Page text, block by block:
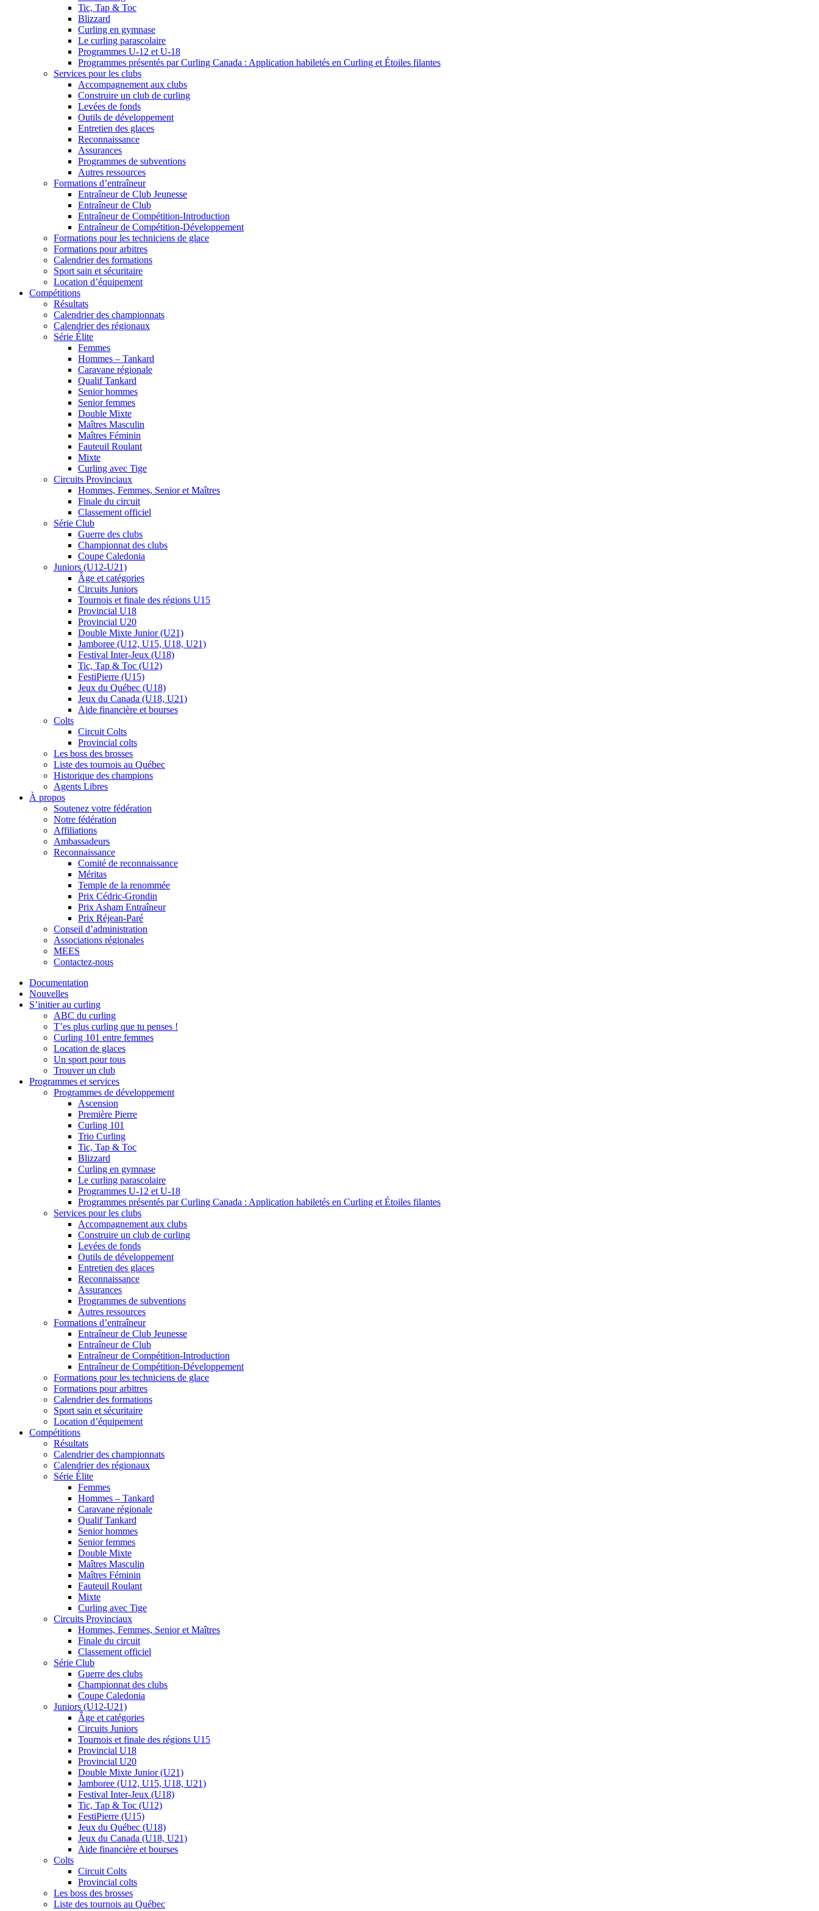
Tic, Tap & Toc
Blizzard
Curling en gymnase
Le curling parascolaire
Programmes U-12 et U-18
Programmes présentés par Curling Canada : Application habiletés en Curling et Étoiles filantes
Services pour les clubs
Accompagnement aux clubs
Construire un club de curling
Levées de fonds
Outils de développement
Entretien des glaces
Reconnaissance
Assurances
Programmes de subventions
Autres ressources
Formations d’entraîneur
Entraîneur de Club Jeunesse
Entraîneur de Club
Entraîneur de Compétition-Introduction
Entraîneur de Compétition-Développement
Formations pour les techniciens de glace
Formations pour arbitres
Calendrier des formations
Sport sain et sécuritaire
Location d’équipement
Compétitions
Résultats
Calendrier des championnats
Calendrier des régionaux
Série Élite
Femmes
Hommes – Tankard
Caravane régionale
Qualif Tankard
Senior hommes
Senior femmes
Double Mixte
Maîtres Masculin
Maîtres Féminin
Fauteuil Roulant
Mixte
Curling avec Tige
Circuits Provinciaux
Hommes, Femmes, Senior et Maîtres
Finale du circuit
Classement officiel
Série Club
Guerre des clubs
Championnat des clubs
Coupe Caledonia
Juniors (U12-U21)
Âge et catégories
Circuits Juniors
Tournois et finale des régions U15
Provincial U18
Provincial U20
Double Mixte Junior (U21)
Jamboree (U12, U15, U18, U21)
Festival Inter-Jeux (U18)
Tic, Tap & Toc (U12)
FestiPierre (U15)
Jeux du Québec (U18)
Jeux du Canada (U18, U21)
Aide financière et bourses
Colts
Circuit Colts
Provincial colts
Les boss des brosses
Liste des tournois au Québec
Historique des champions
Agents Libres
À propos
Soutenez votre fédération
Notre fédération
Affiliations
Ambassadeurs
Reconnaissance
Comité de reconnaissance
Méritas
Temple de la renommée
Prix Cédric-Grondin
Prix Asham Entraîneur
Prix Réjean-Paré
Conseil d’administration
Associations régionales
MEES
Contactez-nous
Documentation
Nouvelles
S’initier au curling
ABC du curling
T’es plus curling que tu penses !
Curling 101 entre femmes
Location de glaces
Un sport pour tous
Trouver un club
Programmes et services
Programmes de développement
Ascension
Première Pierre
Curling 101
Trio Curling
Tic, Tap & Toc
Blizzard
Curling en gymnase
Le curling parascolaire
Programmes U-12 et U-18
Programmes présentés par Curling Canada : Application habiletés en Curling et Étoiles filantes
Services pour les clubs
Accompagnement aux clubs
Construire un club de curling
Levées de fonds
Outils de développement
Entretien des glaces
Reconnaissance
Assurances
Programmes de subventions
Autres ressources
Formations d’entraîneur
Entraîneur de Club Jeunesse
Entraîneur de Club
Entraîneur de Compétition-Introduction
Entraîneur de Compétition-Développement
Formations pour les techniciens de glace
Formations pour arbitres
Calendrier des formations
Sport sain et sécuritaire
Location d’équipement
Compétitions
Résultats
Calendrier des championnats
Calendrier des régionaux
Série Élite
Femmes
Hommes – Tankard
Caravane régionale
Qualif Tankard
Senior hommes
Senior femmes
Double Mixte
Maîtres Masculin
Maîtres Féminin
Fauteuil Roulant
Mixte
Curling avec Tige
Circuits Provinciaux
Hommes, Femmes, Senior et Maîtres
Finale du circuit
Classement officiel
Série Club
Guerre des clubs
Championnat des clubs
Coupe Caledonia
Juniors (U12-U21)
Âge et catégories
Circuits Juniors
Tournois et finale des régions U15
Provincial U18
Provincial U20
Double Mixte Junior (U21)
Jamboree (U12, U15, U18, U21)
Festival Inter-Jeux (U18)
Tic, Tap & Toc (U12)
FestiPierre (U15)
Jeux du Québec (U18)
Jeux du Canada (U18, U21)
Aide financière et bourses
Colts
Circuit Colts
Provincial colts
Les boss des brosses
Liste des tournois au Québec